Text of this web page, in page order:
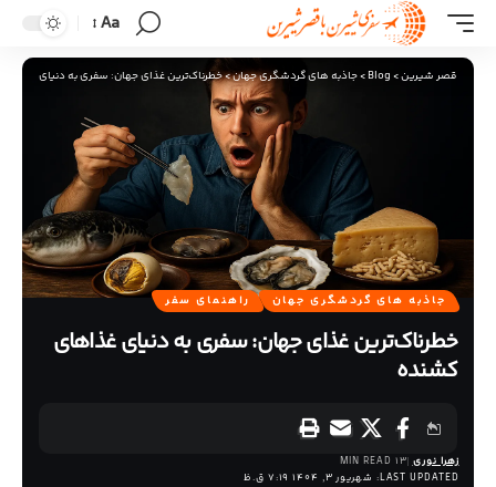
Aa
قصر شیرین>
Blog
>جاذبه های گردشگری جهان>خطرناک‌ترین غذای جهان: سفری به دنیای
جاذبه های گردشگری جهان راهنمای سفر
خطرناک‌ترین غذای جهان: سفری به دنیای غذاهای
کشنده
LAST UPDATED: شهریور 3, 1404 7:19 ق.ظ
زهرا نوری 13 MIN READ